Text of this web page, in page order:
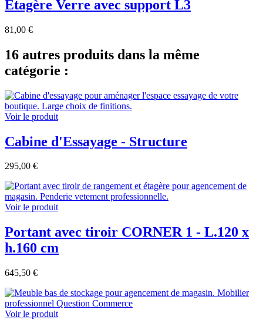
Étagère Verre avec support L3
81,00 €
16 autres produits dans la même
catégorie :
Voir le produit
Cabine d'Essayage - Structure
295,00 €
Voir le produit
Portant avec tiroir CORNER 1 - L.120 x
h.160 cm
645,50 €
Voir le produit